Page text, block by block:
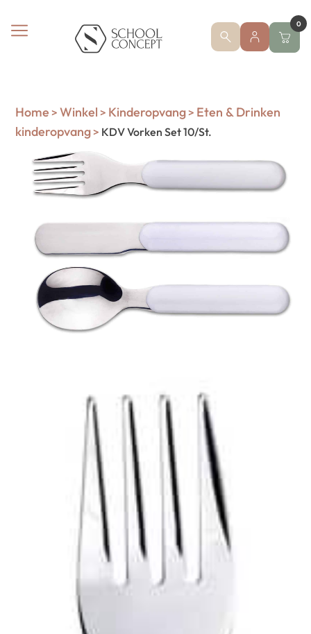
0
Home > Winkel > Kinderopvang> Eten & Drinken
kinderopvang> KDV Vorken Set 10/St.